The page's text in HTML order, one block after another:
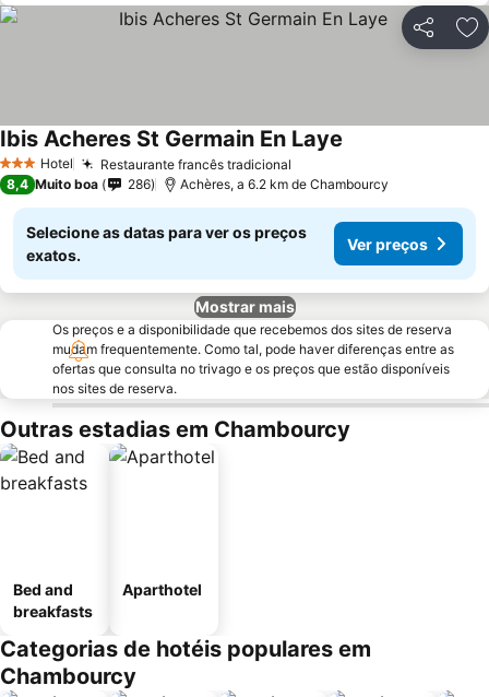
Partilhar
3 EstrelasHotel Restaurante francês tradicional
Ibis Acheres St Germain En Laye
8,4 Muito boa 286 Achères, a 6.2 km de Chambourcy
Selecione as datas para ver os preços
exatos.
Ver preços
Mostrar mais
Os preços e a disponibilidade que recebemos dos sites de reserva
mudam frequentemente. Como tal, pode haver diferenças entre as
ofertas que consulta no trivago e os preços que estão disponíveis
nos sites de reserva.
Outras estadias em Chambourcy
Bed and
breakfasts
Aparthotel
Categorias de hotéis populares em
Chambourcy